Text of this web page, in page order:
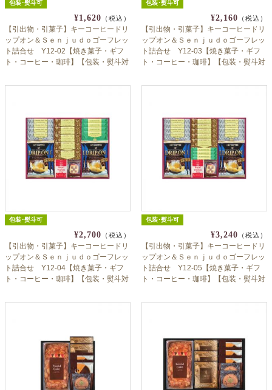
包装･熨斗可
¥1,620 （税込）
【引出物・引菓子】キーコーヒードリ
ップオン＆Ｓｅｎｊｕｄｏゴーフレッ
ト詰合せ Y12-02【焼き菓子・ギフ
ト・コーヒー・珈琲】【包装・熨斗対
包装･熨斗可
¥2,160 （税込）
【引出物・引菓子】キーコーヒードリ
ップオン＆Ｓｅｎｊｕｄｏゴーフレッ
ト詰合せ Y12-03【焼き菓子・ギフ
ト・コーヒー・珈琲】【包装・熨斗対
包装･熨斗可
¥2,700 （税込）
【引出物・引菓子】キーコーヒードリ
ップオン＆Ｓｅｎｊｕｄｏゴーフレッ
ト詰合せ Y12-04【焼き菓子・ギフ
ト・コーヒー・珈琲】【包装・熨斗対
包装･熨斗可
¥3,240 （税込）
【引出物・引菓子】キーコーヒードリ
ップオン＆Ｓｅｎｊｕｄｏゴーフレッ
ト詰合せ Y12-05【焼き菓子・ギフ
ト・コーヒー・珈琲】【包装・熨斗対